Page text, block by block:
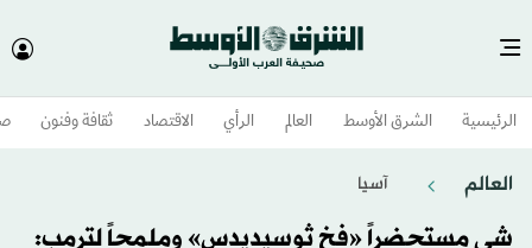
الرئيسية الشرق الأوسط​ العالم الرأي الاقتصاد ثقافة وفنون
العالم آسيا
شي مستحضراً «فخ ثوسيديدس» وملمحاً لترمب: